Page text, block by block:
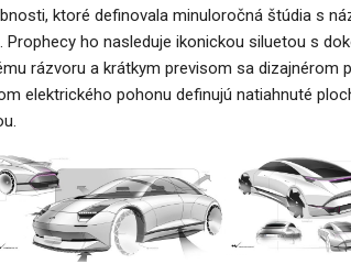
ktoré definovala minuloročná štúdia s
ho nasleduje ikonickou siluetou s
rázvoru a krátkym previsom sa dizajnérom
elektrického pohonu definujú natiahnuté